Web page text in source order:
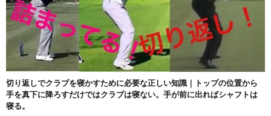
切り返しでクラブを寝かすために必要な正しい知識｜トップの位置から
手を真下に降ろすだけではクラブは寝ない。手が前に出ればシャフトは
寝る。